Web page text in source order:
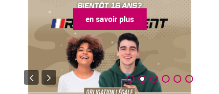
en savoir plus